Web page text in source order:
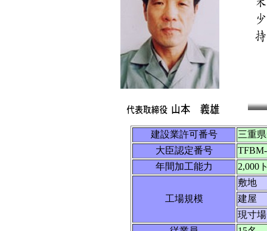
建設業許可番号
三重
大臣認定番号
年間加工能力
2,000
工場規模
敷地
建屋
現寸場